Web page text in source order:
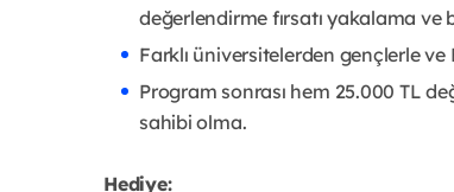
değerlendirme fırsatı yakalama
Farklı üniversitelerden gençlerle
Program sonrası hem 25.000 TL
sahibi olma.
Hediye: